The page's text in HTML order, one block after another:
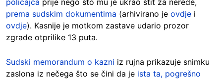
prema sudskim dokumentima (arhivirano je ovdje i
ovdje). Kasnije je motkom zastave udario prozor
zgrade otprilike 13 puta.
Sudski memorandum o kazni iz rujna prikazuje snimku
zaslona iz nečega što se čini da je ista ta, pogrešno